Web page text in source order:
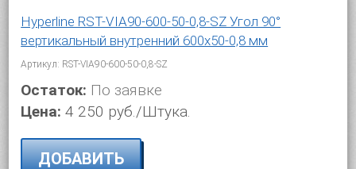
Hyperline RST-VIA90-600-50-0,8-SZ Угол 90°
вертикальный внутренний 600x50-0,8 мм
Артикул: RST-VIA90-600-50-0,8-SZ
Остаток: По заявке
Цена: 4 250 руб./Штука.
ДОБАВИТЬ